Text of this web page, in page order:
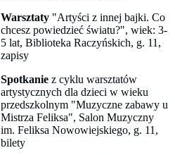
Warsztaty "Artyści z innej bajki. Co
chcesz powiedzieć światu?", wiek: 3-
5 lat, Biblioteka Raczyńskich, g. 11,
zapisy
Spotkanie z cyklu warsztatów
artystycznych dla dzieci w wieku
przedszkolnym "Muzyczne zabawy u
Mistrza Feliksa", Salon Muzyczny
im. Feliksa Nowowiejskiego, g. 11,
bilety